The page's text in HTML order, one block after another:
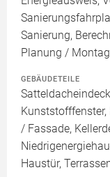
Sanierung,
Planung /
GEBÄUDETEILE
Kunststofffenster,
/ Fassade,
Haustür,